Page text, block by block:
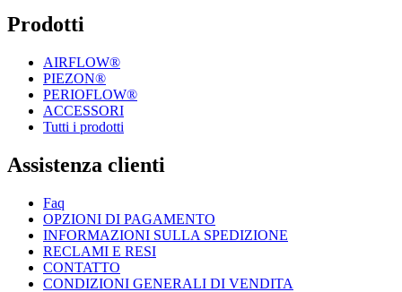
Prodotti
AIRFLOW®
PIEZON®
PERIOFLOW®
ACCESSORI
Tutti i prodotti
Assistenza clienti
Faq
OPZIONI DI PAGAMENTO
INFORMAZIONI SULLA SPEDIZIONE
RECLAMI E RESI
CONTATTO
CONDIZIONI GENERALI DI VENDITA